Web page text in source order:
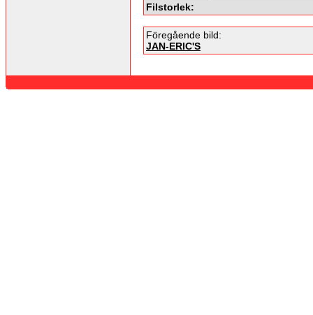
Filstorlek:
Föregående bild:
JAN-ERIC'S